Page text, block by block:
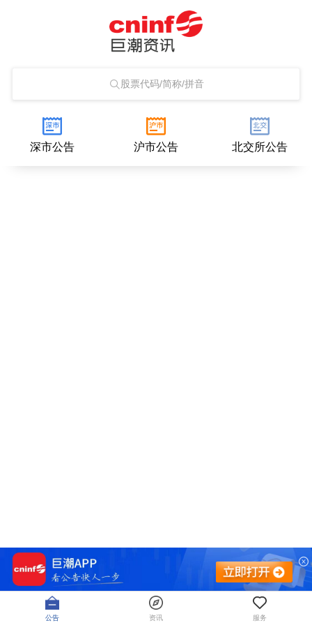
股票代码/简称/拼音
深市公告 沪市公告 北交所公告
公告 资讯 服务